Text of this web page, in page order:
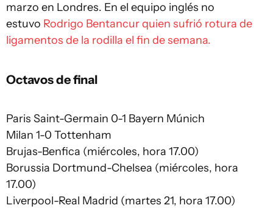
marzo en Londres. En el equipo inglés no
estuvo Rodrigo Bentancur quien sufrió rotura de
ligamentos de la rodilla el fin de semana.
Octavos de final
Paris Saint-Germain 0-1 Bayern Múnich
Milan 1-0 Tottenham
Brujas-Benfica (miércoles, hora 17.00)
Borussia Dortmund-Chelsea (miércoles, hora
17.00)
Liverpool-Real Madrid (martes 21, hora 17.00)